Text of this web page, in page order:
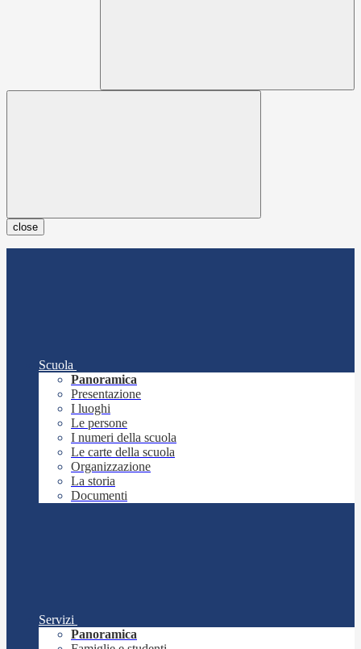
close
Scuola
Panoramica
Presentazione
I luoghi
Le persone
I numeri della scuola
Le carte della scuola
Organizzazione
La storia
Documenti
Servizi
Panoramica